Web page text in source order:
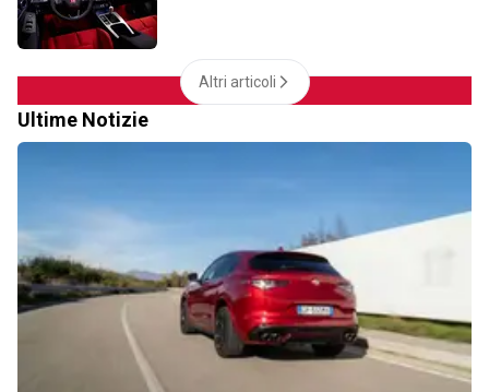
Altri articoli
Ultime Notizie